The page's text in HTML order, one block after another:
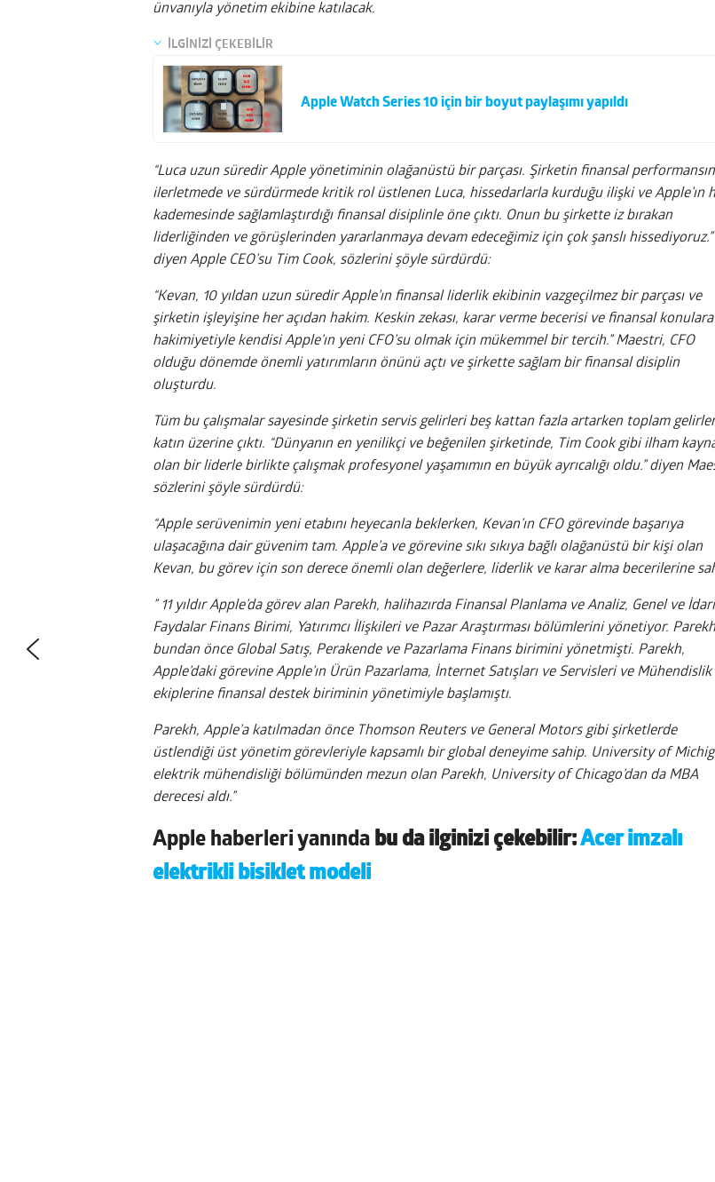
ünvanıyla yönetim ekibine katılacak.
İLGİNİZİ ÇEKEBİLİR
Apple Watch Series 10 için bir boyut paylaşımı yapıldı
“Luca uzun süredir Apple yönetiminin olağanüstü bir parçası. Şirketin finansal
ilerletmede ve sürdürmede kritik rol üstlenen Luca, hissedarlarla kurduğu ilişki ve Apple’ın
kademesinde sağlamlaştırdığı finansal disiplinle öne çıktı. Onun bu şirkette iz bırakan
liderliğinden ve görüşlerinden yararlanmaya devam edeceğimiz için çok şanslı hissediyoruz.”
diyen Apple CEO’su Tim Cook, sözlerini şöyle sürdürdü:
“Kevan, 10 yıldan uzun süredir Apple’ın finansal liderlik ekibinin vazgeçilmez bir parçası ve
şirketin işleyişine her açıdan hakim. Keskin zekası, karar verme becerisi ve finansal konulara
hakimiyetiyle kendisi Apple’ın yeni CFO’su olmak için mükemmel bir tercih.” Maestri, CFO
olduğu dönemde önemli yatırımların önünü açtı ve şirkette sağlam bir finansal disiplin
oluşturdu.
Tüm bu çalışmalar sayesinde şirketin servis gelirleri beş kattan fazla artarken toplam
katın üzerine çıktı. “Dünyanın en yenilikçi ve beğenilen şirketinde, Tim Cook gibi ilham
olan bir liderle birlikte çalışmak profesyonel yaşamımın en büyük ayrıcalığı oldu.” diyen
sözlerini şöyle sürdürdü:
“Apple serüvenimin yeni etabını heyecanla beklerken, Kevan’ın CFO görevinde başarıya
ulaşacağına dair güvenim tam. Apple’a ve görevine sıkı sıkıya bağlı olağanüstü bir kişi olan
Kevan, bu görev için son derece önemli olan değerlere, liderlik ve karar alma becerilerine
” 11 yıldır Apple’da görev alan Parekh, halihazırda Finansal Planlama ve Analiz, Genel ve İdari
Faydalar Finans Birimi, Yatırımcı İlişkileri ve Pazar Araştırması bölümlerini yönetiyor. Parekh
bundan önce Global Satış, Perakende ve Pazarlama Finans birimini yönetmişti. Parekh,
Apple’daki görevine Apple’ın Ürün Pazarlama, İnternet Satışları ve Servisleri ve Mühendislik
ekiplerine finansal destek biriminin yönetimiyle başlamıştı.
Parekh, Apple’a katılmadan önce Thomson Reuters ve General Motors gibi şirketlerde
üstlendiği üst yönetim görevleriyle kapsamlı bir global deneyime sahip. University of
elektrik mühendisliği bölümünden mezun olan Parekh, University of Chicago’dan da MBA
derecesi aldı.”
Apple haberleri yanında bu da ilginizi çekebilir:Acer imzalı
elektrikli bisiklet modeli